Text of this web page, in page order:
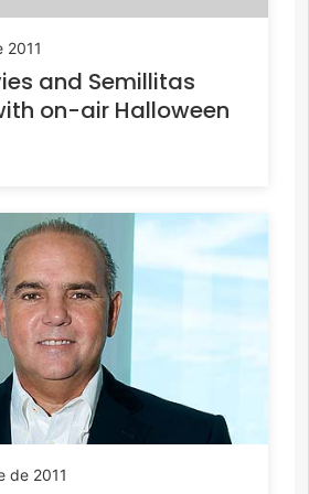
2011
and Semillitas
on-air Halloween
de 2011